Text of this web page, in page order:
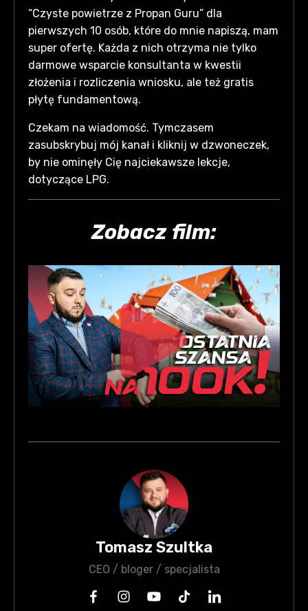
“Czyste powietrze z Propan Guru” dla
pierwszych 10 osób, które do mnie napiszą, mam
super ofertę. Każda z nich otrzyma nie tylko
darmowe wsparcie konsultanta w kwestii
złożenia i rozliczenia wniosku, ale też gratis
płytę fundamentową.
Czekam na wiadomość. Tymczasem
zasubskrybuj mój kanał i kliknij w dzwoneczek,
by nie ominęły Cię najciekawsze lekcje,
dotyczące LPG.
Zobacz film:
Tomasz Szultka
CEO / bloger / specjalista